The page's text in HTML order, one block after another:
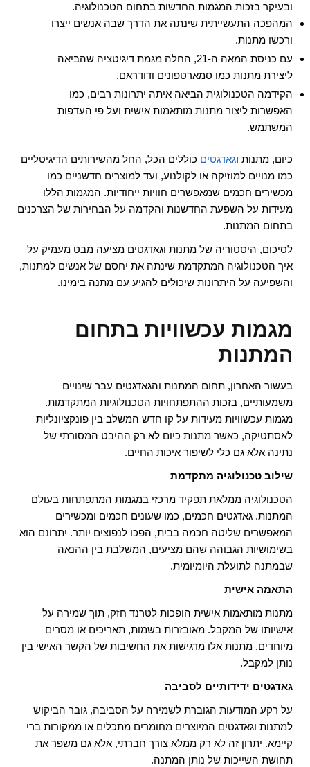
ובעיקר בזכות המגמות החדשות בתחום הטכנולוגיה.
המהפכה התעשייתית שינתה את הדרך שבה אנשים ייצרו
ורכשו מתנות.
עם כניסת המאה ה-21, החלה מגמת דיגיטציה שהביאה
ליצירת מתנות כמו סמארטפונים ודודראם.
הקידמה הטכנולוגית הביאה איתה יתרונות רבים, כמו
האפשרות ליצור מתנות מותאמות אישית ועל פי העדפות
המשתמש.
כיום, מתנות וגאדגטים כוללים הכל, החל מהשירותים הדיגיטליים
כמו מנויים למוזיקה או לקולנוע, ועד למוצרים חדשניים כמו
מכשירים חכמים שמאפשרים חוויות ייחודיות. המגמות הללו
מעידות על השפעת החדשנות והקדמה על הבחירות של הצרכנים
בתחום המתנות.
לסיכום, היסטוריה של מתנות וגאדגטים מציעה מבט מעמיק על
איך הטכנולוגיה המתקדמת שינתה את יחסם של אנשים למתנות,
והשפיעה על היתרונות שיכולים להגיע עם מתנה בימינו.
מגמות עכשוויות בתחום
המתנות
בעשור האחרון, תחום המתנות והגאדגטים עבר שינויים
משמעותיים, בזכות ההתפתחויות הטכנולוגיות המתקדמות.
מגמות עכשוויות מעידות על קו חדש המשלב בין פונקציונליות
לאסתטיקה, כאשר מתנות כיום לא רק ההיבט המסורתי של
נתינה אלא גם כלי לשיפור איכות החיים.
שילוב טכנולוגיה מתקדמת
הטכנולוגיה ממלאת תפקיד מרכזי במגמות המתפתחות בעולם
המתנות. גאדגטים חכמים, כמו שעונים חכמים ומכשירים
המאפשרים שליטה חכמה בבית, הפכו לנפוצים יותר. יתרונם הוא
בשימושיות הגבוהה שהם מציעים, המשלבת בין ההנאה
שבמתנה לתועלת היומיומית.
התאמה אישית
מתנות מותאמות אישית הופכות לטרנד חזק, תוך שמירה על
אישיותו של המקבל. מאובזרות בשמות, תאריכים או מסרים
מיוחדים, מתנות אלו מדגישות את החשיבות של הקשר האישי בין
נותן למקבל.
גאדגטים ידידותיים לסביבה
על רקע המודעות הגוברת לשמירה על הסביבה, גובר הביקוש
למתנות וגאדגטים המיוצרים מחומרים מתכלים או ממקורות ברי
קיימא. יתרון זה לא רק ממלא צורך חברתי, אלא גם משפר את
תחושת השייכות של נותן המתנה.